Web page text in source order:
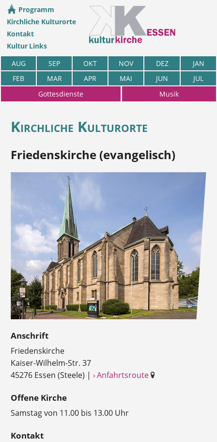
Programm
Kirchliche Kulturorte
Kontakt
Kultur Links
AUG
SEP OKT NOV DEZ
JAN
FEB
MAR APR MAI JUN
JUL
Gottesdienste
Musik
Kirchliche Kulturorte
Friedenskirche (evangelisch)
Anschrift
Friedenskirche
Kaiser-Wilhelm-Str. 37
45276 Essen (Steele) |› Anfahrtsroute
Offene Kirche
Samstag von 11.00 bis 13.00 Uhr
Kontakt